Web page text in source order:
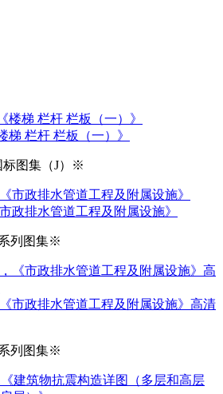
梯 栏杆 栏板（一）》
图集（J）※
政排水管道工程及附属设施》
列图集※
市政排水管道工程及附属设施》高清
列图集※